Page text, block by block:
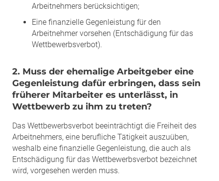
Arbeitnehmers berücksichtigen;
Eine finanzielle Gegenleistung für den
Arbeitnehmer vorsehen (Entschädigung für das
Wettbewerbsverbot).
2. Muss der ehemalige Arbeitgeber eine
Gegenleistung dafür erbringen, dass sein
früherer Mitarbeiter es unterlässt, in
Wettbewerb zu ihm zu treten?
Das Wettbewerbsverbot beeinträchtigt die Freiheit des
Arbeitnehmers, eine berufliche Tätigkeit auszuüben,
weshalb eine finanzielle Gegenleistung, die auch als
Entschädigung für das Wettbewerbsverbot bezeichnet
wird, vorgesehen werden muss.